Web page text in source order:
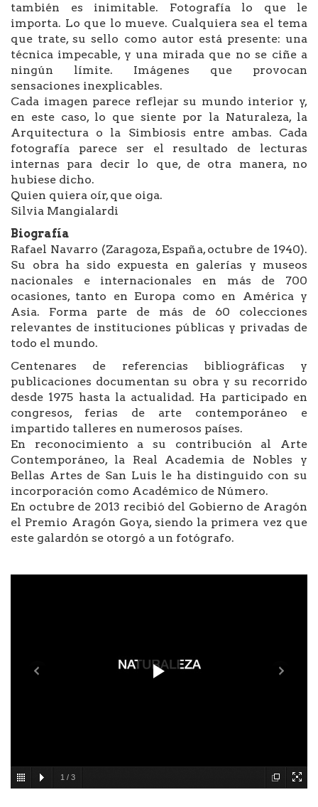
también es inimitable. Fotografía lo que le
importa. Lo que lo mueve. Cualquiera sea el tema
que trate, su sello como autor está presente: una
técnica impecable, y una mirada que no se ciñe a
ningún límite. Imágenes que provocan
sensaciones inexplicables.
Cada imagen parece reflejar su mundo interior y,
en este caso, lo que siente por la Naturaleza, la
Arquitectura o la Simbiosis entre ambas. Cada
fotografía parece ser el resultado de lecturas
internas para decir lo que, de otra manera, no
hubiese dicho.
Quien quiera oír, que oiga.
Silvia Mangialardi
Biografía
Rafael Navarro (Zaragoza, España, octubre de 1940).
Su obra ha sido expuesta en galerías y museos
nacionales e internacionales en más de 700
ocasiones, tanto en Europa como en América y
Asia. Forma parte de más de 60 colecciones
relevantes de instituciones públicas y privadas de
todo el mundo.
Centenares de referencias bibliográficas y
publicaciones documentan su obra y su recorrido
desde 1975 hasta la actualidad. Ha participado en
congresos, ferias de arte contemporáneo e
impartido talleres en numerosos países.
En reconocimiento a su contribución al Arte
Contemporáneo, la Real Academia de Nobles y
Bellas Artes de San Luis le ha distinguido con su
incorporación como Académico de Número.
En octubre de 2013 recibió del Gobierno de Aragón
el Premio Aragón Goya, siendo la primera vez que
este galardón se otorgó a un fotógrafo.
1 / 3